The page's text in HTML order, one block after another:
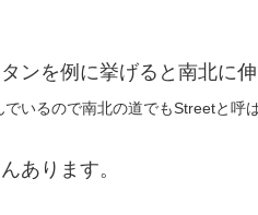
ンを例に挙げると南北に
いるので南北の道でもStreetと呼
あります。